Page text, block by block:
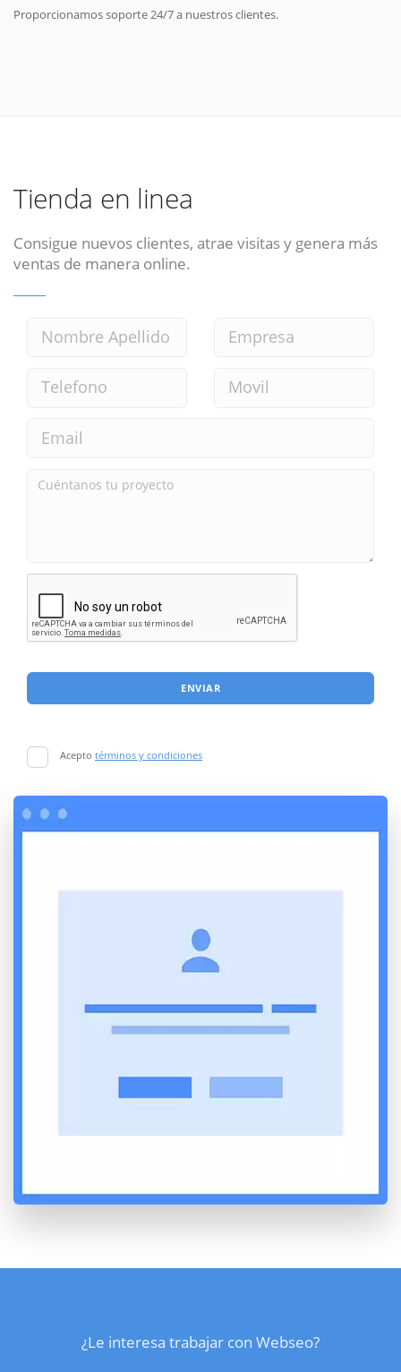
Proporcionamos soporte 24/7 a nuestros clientes.
Tienda en linea
Consigue nuevos clientes, atrae visitas y genera más
ventas de manera online.
ENVIAR
Acepto términos y condiciones
¿Le interesa trabajar con Webseo?